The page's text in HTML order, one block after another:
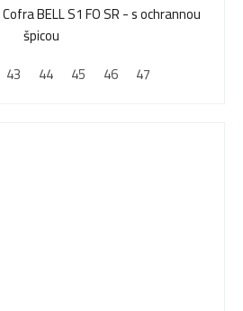
BELL S1 FO SR - s ochrannou
špicou
43 44 45 46 47